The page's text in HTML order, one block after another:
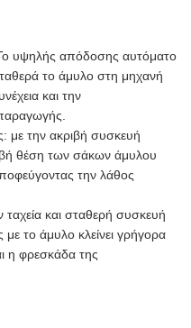
υψηλής απόδοσης αυτόματο
το άμυλο στη μηχανή
και την
με την ακριβή συσκευή
θέση των σάκων άμυλου
την λάθος
και σταθερή συσκευή
το άμυλο κλείνει γρήγορα
η φρεσκάδα της